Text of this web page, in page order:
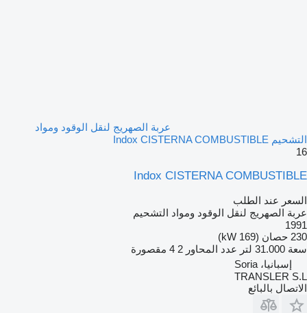
عربة الصهريج لنقل الوقود ومواد
التشحيم Indox CISTERNA COMBUSTIBLE
16
Indox CISTERNA COMBUSTIBLE
السعر عند الطلب
عربة الصهريج لنقل الوقود ومواد التشحيم
1991
230 حصان (169 kW)
سعة 31.000 لتر عدد المحاور 2 4 مقصورة
إسبانيا، Soria
TRANSLER S.L
الاتصال بالبائع